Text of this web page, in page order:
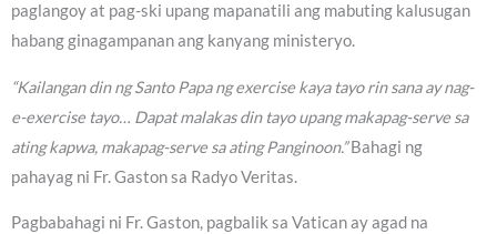
paglangoy at pag-ski upang mapanatili ang mabuting kalusugan
habang ginagampanan ang kanyang ministeryo.
“Kailangan din ng Santo Papa ng exercise kaya tayo rin sana ay nag-
e-exercise tayo… Dapat malakas din tayo upang makapag-serve sa
ating kapwa, makapag-serve sa ating Panginoon.”Bahagi ng
pahayag ni Fr. Gaston sa Radyo Veritas.
Pagbabahagi ni Fr. Gaston, pagbalik sa Vatican ay agad na